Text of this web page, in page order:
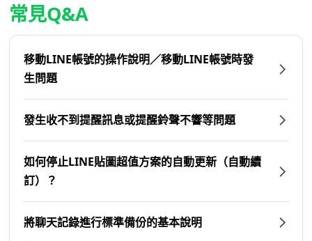
常見Q&A
移動LINE帳號的操作說明／移動LINE帳號時發
生問題
發生收不到提醒訊息或提醒鈴聲不響等問題
如何停止LINE貼圖超值方案的自動更新（自動續
訂）？
將聊天記錄進行標準備份的基本說明